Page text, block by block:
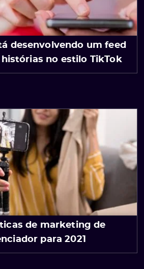
desenvolvendo um feed
no estilo TikTok
de marketing de
para 2021